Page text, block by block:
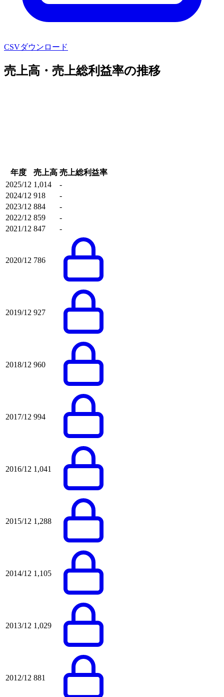
CSVダウンロード
売上高・売上総利益率の推移
年度 売上高 売上総利益率
2025/12 1,014
-
2024/12 918
-
2023/12 884
-
2022/12 859
-
2021/12 847 -
2020/12 786
2019/12 927
2018/12 960
2017/12 994
2016/12 1,041
2015/12 1,288
2014/12 1,105
2013/12 1,029
2012/12 881